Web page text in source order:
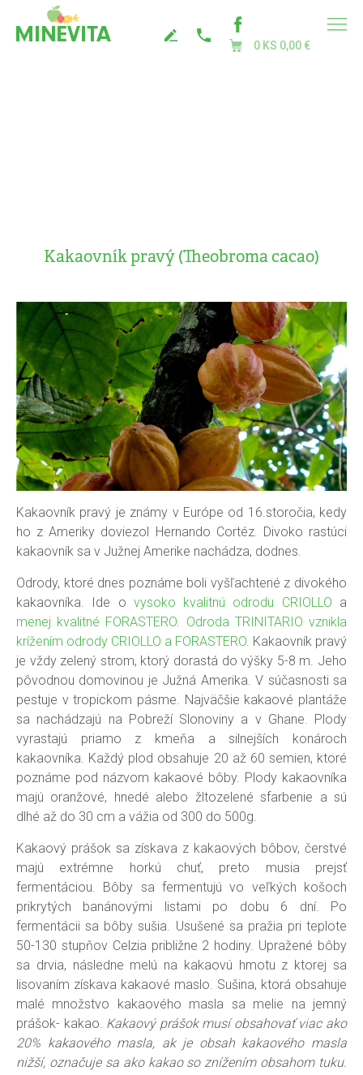
0 KS 0,00 €
Kakaovník pravý (Theobroma cacao)
Kakaovník pravý je známy v Európe od 16.storočia, kedy
ho z Ameriky doviezol Hernando Cortéz. Divoko rastúci
kakaovník sa v Južnej Amerike nachádza, dodnes.
Odrody, ktoré dnes poznáme boli vyšľachtené z divokého
kakaovníka. Ide o vysoko kvalitnú odrodu CRIOLLO a
menej kvalitné FORASTERO. Odroda TRINITARIO vznikla
krížením odrody CRIOLLO a FORASTERO. Kakaovník pravý
je vždy zelený strom, ktorý dorastá do výšky 5-8 m. Jeho
pôvodnou domovinou je Južná Amerika. V súčasnosti sa
pestuje v tropickom pásme. Najväčšie kakaové plantáže
sa nachádzajú na Pobreží Slonoviny a v Ghane. Plody
vyrastajú priamo z kmeňa a silnejších konároch
kakaovníka. Každý plod obsahuje 20 až 60 semien, ktoré
poznáme pod názvom kakaové bôby. Plody kakaovníka
majú oranžové, hnedé alebo žltozelené sfarbenie a sú
dlhé až do 30 cm a vážia od 300 do 500g.
Kakaový prášok sa získava z kakaových bôbov, čerstvé
majú extrémne horkú chuť, preto musia prejsť
fermentáciou. Bôby sa fermentujú vo veľkých košoch
prikrytých banánovými listami po dobu 6 dní. Po
fermentácii sa bôby sušia. Usušené sa pražia pri teplote
50-130 stupňov Celzia približne 2 hodiny. Upražené bôby
sa drvia, následne melú na kakaovú hmotu z ktorej sa
lisovaním získava kakaové maslo. Sušina, ktorá obsahuje
malé množstvo kakaového masla sa melie na jemný
prášok- kakao. Kakaový prášok musí obsahovať viac ako
20% kakaového masla, ak je obsah kakaového masla
nižší, označuje sa ako kakao so znížením obsahom tuku.